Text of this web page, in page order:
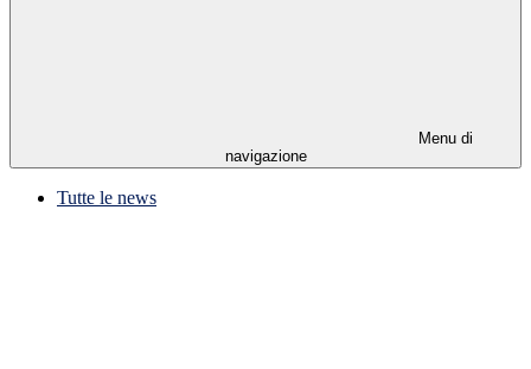
Menu di
navigazione
Tutte le news